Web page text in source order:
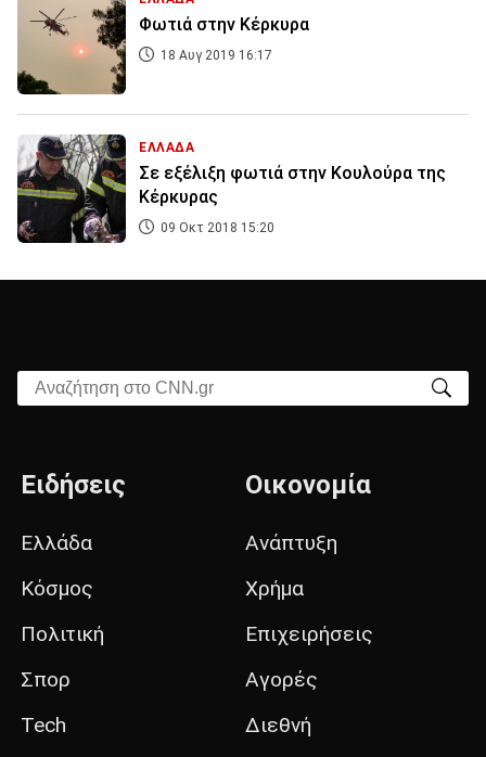
Φωτιά στην Κέρκυρα
18 Αυγ 2019 16:17
ΕΛΛΑΔΑ
Σε εξέλιξη φωτιά στην Κουλούρα της
Κέρκυρας
09 Οκτ 2018 15:20
Αναζήτηση στο CNN.gr
Ειδήσεις
Ελλάδα
Κόσμος
Πολιτική
Σπορ
Tech
Οικονομία
Ανάπτυξη
Χρήμα
Επιχειρήσεις
Αγορές
Διεθνή